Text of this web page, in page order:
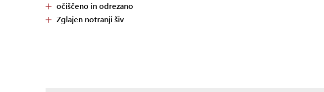
očiščeno in odrezano
Zglajen notranji šiv